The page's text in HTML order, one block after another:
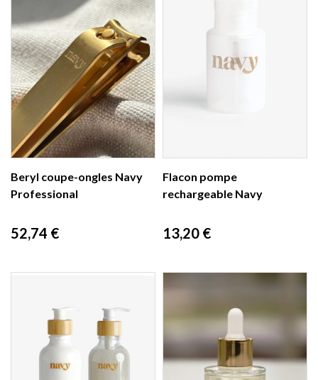
Beryl coupe-ongles Navy
Professional
Prix
52,74 €
Flacon pompe
rechargeable Navy
Prix
13,20 €